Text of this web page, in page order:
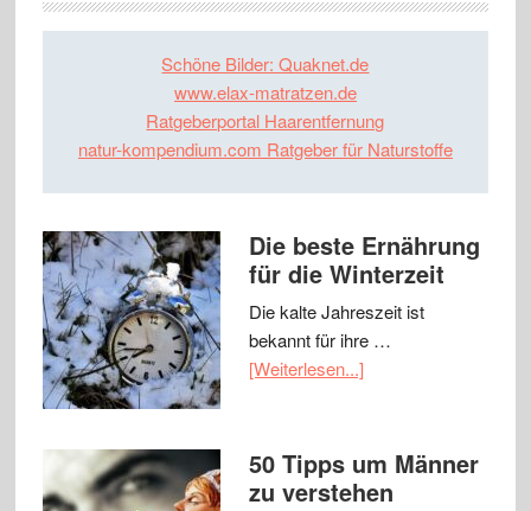
Schöne Bilder: Quaknet.de
www.elax-matratzen.de
Ratgeberportal Haarentfernung
natur-kompendium.com Ratgeber für Naturstoffe
Die beste Ernährung
für die Winterzeit
Die kalte Jahreszeit ist
bekannt für ihre …
[Weiterlesen...]
50 Tipps um Männer
zu verstehen